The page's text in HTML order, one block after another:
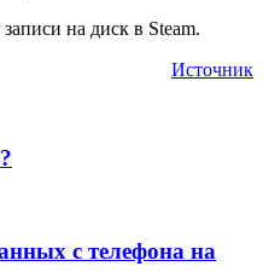
на диск в Steam.
Источник
с телефона на